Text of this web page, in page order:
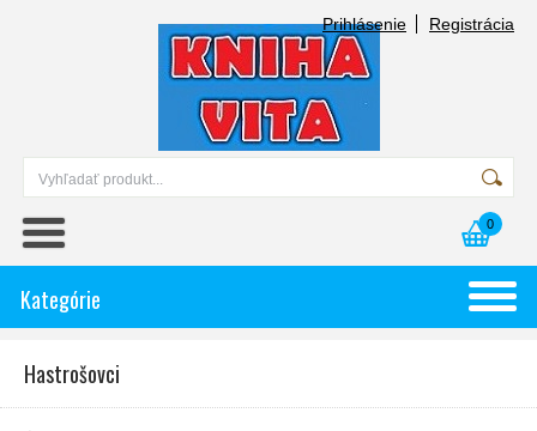
Prihlásenie Registrácia
0
Kategórie
Hastrošovci